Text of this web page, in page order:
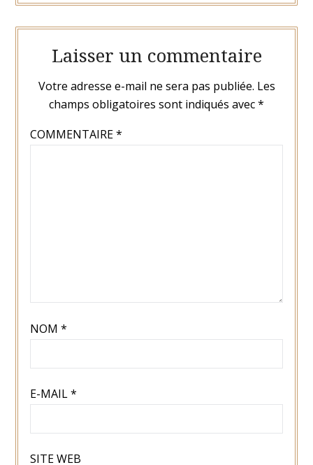
Laisser un commentaire
Votre adresse e-mail ne sera pas publiée. Les
champs obligatoires sont indiqués avec*
COMMENTAIRE*
NOM *
E-MAIL*
SITE WEB